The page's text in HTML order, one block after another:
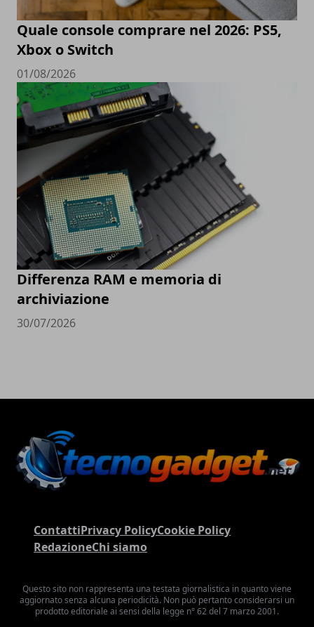
Quale console comprare nel 2026: PS5,
Xbox o Switch
01/08/2026
Differenza RAM e memoria di
archiviazione
30/07/2026
ContattiPrivacy PolicyCookie Policy
RedazioneChi siamo
Questo sito non rappresenta una testata giornalistica in quanto viene
aggiornato senza alcuna periodicità. Non può pertanto considerarsi un
prodotto editoriale ai sensi della legge n° 62 del 7 marzo 2001.